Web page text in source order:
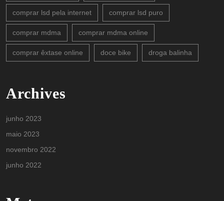
comprar lsd pela internet comprar lsd puro
comprar mdma comprar mdma online
comprar êxtase online doce bike droga balinha
Archives
junho 2023
maio 2023
novembro 2022
junho 2022